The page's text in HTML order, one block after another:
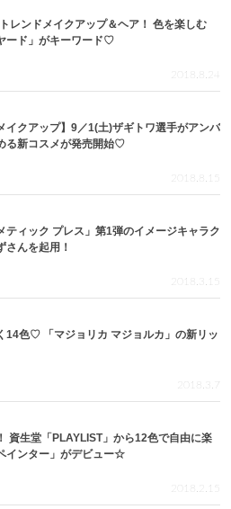
レンドメイクアップ＆ヘア！ 色を楽しむ
ード」がキーワード♡
2018.8.24
イクアップ】9／1(土)ザギトワ選手がアンバ
る新コスメが発売開始♡
2018.8.15
ティック プレス」第1弾のイメージキャラク
さんを起用！
2018.3.15
14色♡ 「マジョリカ マジョルカ」の新リッ
2018.3.7
資生堂「PLAYLIST」から12色で自由に楽
インター」がデビュー☆
2018.2.15